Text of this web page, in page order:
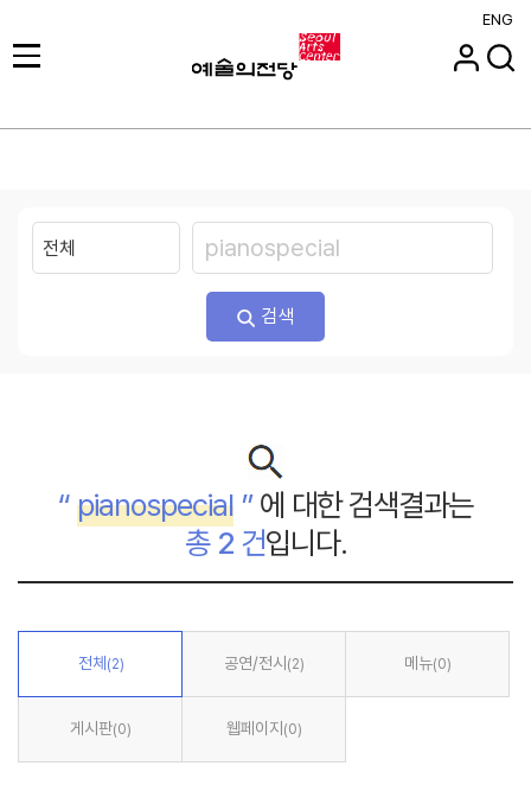
ENG
검색
“pianospecial ”에 대한 검색결과는
총 2건입니다.
전체 (2) 공연/전시 (2) 메뉴(0)
게시판(0) 웹페이지 (0)